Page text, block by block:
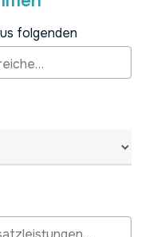
folgenden